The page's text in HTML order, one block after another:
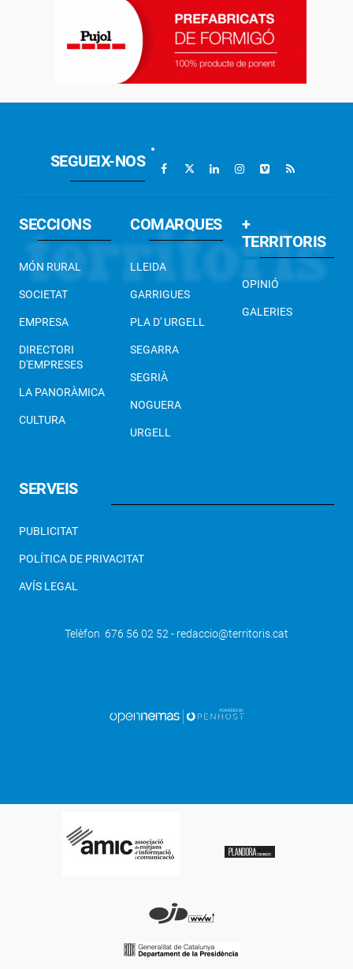
A la venda els abonaments de la 29a
edició de la Temporada d’Arts
Escèniques de Tàrrega
SEGUEIX-NOS
SECCIONS
MÓN RURAL
SOCIETAT
EMPRESA
DIRECTORI
D'EMPRESES
LA PANORÀMICA
CULTURA
COMARQUES
LLEIDA
GARRIGUES
PLA D' URGELL
SEGARRA
SEGRIÀ
NOGUERA
URGELL
+
TERRITORIS
OPINIÓ
GALERIES
SERVEIS
PUBLICITAT
POLÍTICA DE PRIVACITAT
AVÍS LEGAL
Telèfon 676 56 02 52 - redaccio@territoris.cat